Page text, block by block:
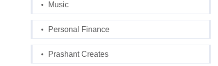
Music
Personal Finance
Prashant Creates